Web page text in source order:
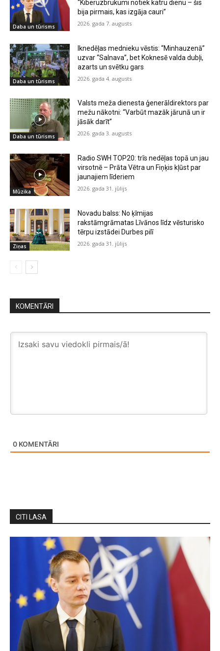
Daba un tūrisms
“Kiberuzbrukumi notiek katru dienu – šis
bija pirmais, kas izgāja cauri”
2026. gada 7. augusts
Daba un tūrisms
Iknedēļas mednieku vēstis: “Minhauzenā”
uzvar “Salnava”, bet Koknesē valda dubļi,
azarts un svētku gars
2026. gada 4. augusts
Daba un tūrisms
Valsts meža dienesta ģenerāldirektors par
mežu nākotni: “Varbūt mazāk jārunā un ir
jāsāk darīt”
2026. gada 3. augusts
Mūzika
Radio SWH TOP20: trīs nedēļas topā un jau
virsotnē – Prāta Vētra un Fiņķis kļūst par
jaunajiem līderiem
2026. gada 31. jūlijs
Ziņas
Novadu balss: No ķīmijas
rakstāmgrāmatas Līvānos līdz vēsturisko
tērpu izstādei Durbes pilī
2026. gada 31. jūlijs
KOMENTĀRI
0 KOMENTĀRI
CITI LASA